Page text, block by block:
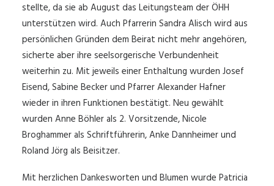
stellte, da sie ab August das Leitungsteam der ÖHH
unterstützen wird. Auch Pfarrerin Sandra Alisch wird aus
persönlichen Gründen dem Beirat nicht mehr angehören,
sicherte aber ihre seelsorgerische Verbundenheit
weiterhin zu. Mit jeweils einer Enthaltung wurden Josef
Eisend, Sabine Becker und Pfarrer Alexander Hafner
wieder in ihren Funktionen bestätigt. Neu gewählt
wurden Anne Böhler als 2. Vorsitzende, Nicole
Broghammer als Schriftführerin, Anke Dannheimer und
Roland Jörg als Beisitzer.
Mit herzlichen Dankesworten und Blumen wurde Patricia